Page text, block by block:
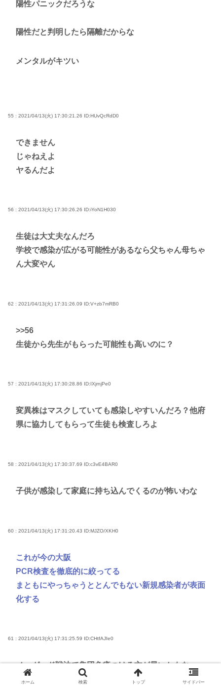
陽性パニックだろうな
陽性だと判明したら隔離だからな
メンタルがキツい
55 : 2021/04/13(火) 17:30:21.26 ID:HUvQcRdD0
できません
じゃねえよ
ヤるんだよ
56 : 2021/04/13(火) 17:30:26.26 ID:iYoN1H030
生徒は大丈夫なんだろ
学校で感染が広がる可能性があるなら父ちゃん母ちゃ
ん大変やん
62 : 2021/04/13(火) 17:31:26.09 ID:V+zb7mRB0
>>56
生徒から先生がもらった可能性も高いのに？
57 : 2021/04/13(火) 17:30:28.86 ID:IXjrnjPe0
変異株はマスクしていても感染しやすいんだろ？他府
県に協力してもらって生徒も検査しろよ
58 : 2021/04/13(火) 17:30:37.69 ID:c3vE4BAR0
子供が感染して家庭に持ち込んでくるのが怖いわな
60 : 2021/04/13(火) 17:31:20.43 ID:MJZO/XKH0
これが今の大阪
PCR検査を徹底的に絞ってる
まともにやっちゃうととんでもない新規感染者が表面
化する
61 : 2021/04/13(火) 17:31:25.59 ID:CHtfAJIe0
ノーガード戦法で集団免疫つける方が早いかもな
ホーム 検索 トップ サイドバー